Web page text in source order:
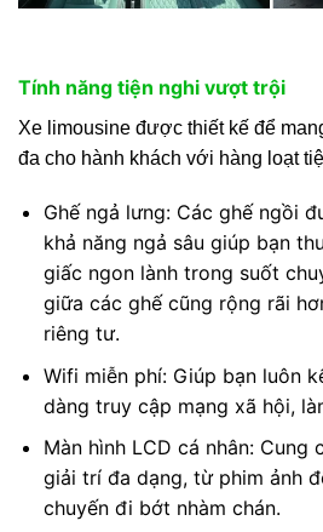
Tính năng tiện nghi vượt trội
Xe limousine được thiết kế để
đa cho hành khách với hàng loạt
Ghế ngả lưng: Các ghế ngồi
khả năng ngả sâu giúp bạn
giấc ngon lành trong suốt
giữa các ghế cũng rộng rãi
riêng tư.
Wifi miễn phí: Giúp bạn luôn
dàng truy cập mạng xã hội,
Màn hình LCD cá nhân: Cung
giải trí đa dạng, từ phim ảnh
chuyến đi bớt nhàm chán.